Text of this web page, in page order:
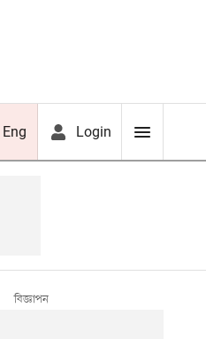
Eng Login